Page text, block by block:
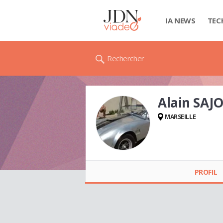
IA NEWS
Rechercher
Alain
MARSEILLE
PROFIL